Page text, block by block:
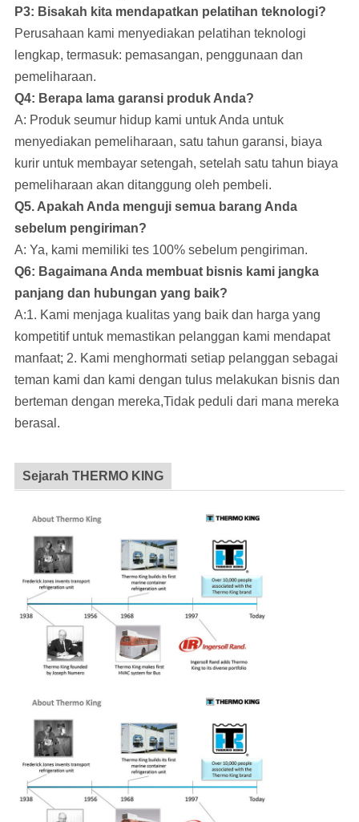
P3: Bisakah kita mendapatkan pelatihan teknologi?
Perusahaan kami menyediakan pelatihan teknologi
lengkap, termasuk: pemasangan, penggunaan dan
pemeliharaan.
Q4: Berapa lama garansi produk Anda?
A: Produk seumur hidup kami untuk Anda untuk
menyediakan pemeliharaan, satu tahun garansi, biaya
kurir untuk membayar setengah, setelah satu tahun biaya
pemeliharaan akan ditanggung oleh pembeli.
Q5. Apakah Anda menguji semua barang Anda
sebelum pengiriman?
A: Ya, kami memiliki tes 100% sebelum pengiriman.
Q6: Bagaimana Anda membuat bisnis kami jangka
panjang dan hubungan yang baik?
A:1. Kami menjaga kualitas yang baik dan harga yang
kompetitif untuk memastikan pelanggan kami mendapat
manfaat; 2. Kami menghormati setiap pelanggan sebagai
teman kami dan kami dengan tulus melakukan bisnis dan
berteman dengan mereka,Tidak peduli dari mana mereka
berasal.
Sejarah THERMO KING